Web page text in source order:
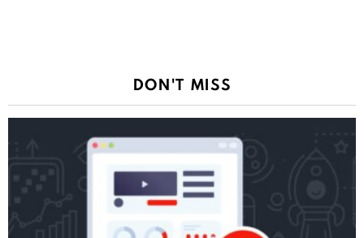
DON'T MISS